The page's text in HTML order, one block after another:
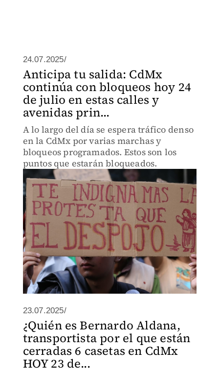
24.07.2025/
Anticipa tu salida: CdMx
continúa con bloqueos hoy 24
de julio en estas calles y
avenidas prin...
A lo largo del día se espera tráfico denso
en la CdMx por varias marchas y
bloqueos programados. Estos son los
puntos que estarán bloqueados.
23.07.2025/
¿Quién es Bernardo Aldana,
transportista por el que están
cerradas 6 casetas en CdMx
HOY 23 de...